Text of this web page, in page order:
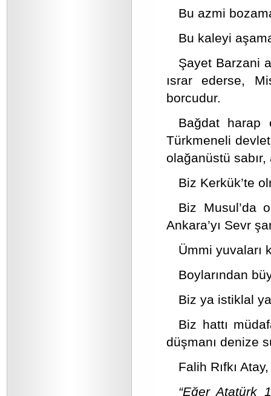
Bu azmi
Bu kaleyi
Şayet Barzani
ısrar ederse,
borcudur.
Bağdat harap
Türkmeneli
olağanüstü sabır,
Biz Kerkük’te
Biz Musul’da
Ankara’yı Sevr
Ümmi yuvaları
Boylarından
Biz ya istiklal
Biz hattı
düşmanı denize
Falih Rıfkı
“Eğer Atatürk